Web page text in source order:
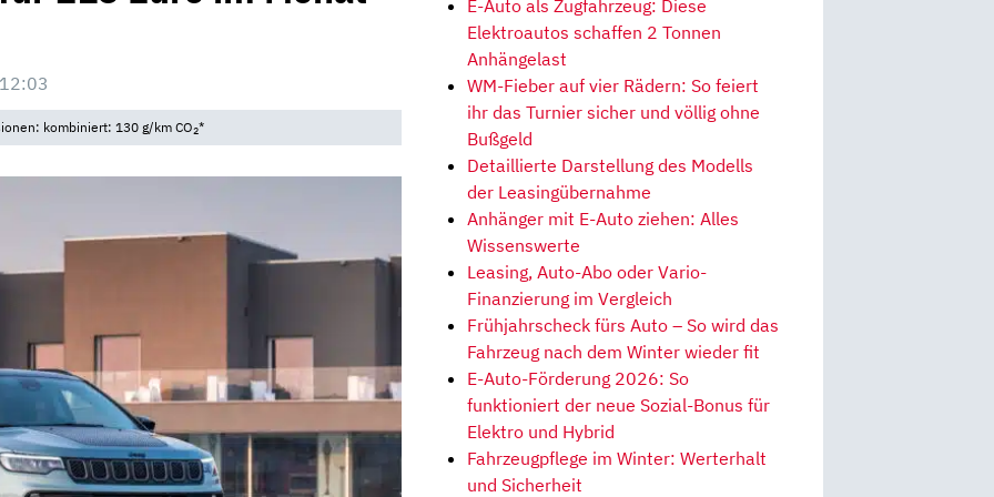
kombiniert: 130 g/km CO2*
E-Auto als Zugfahrzeug: Diese
Elektroautos schaffen 2 Tonnen
Anhängelast
WM-Fieber auf vier Rädern: So feiert
ihr das Turnier sicher und völlig ohne
Bußgeld
Detaillierte Darstellung des Modells
der Leasingübernahme
Anhänger mit E-Auto ziehen: Alles
Wissenswerte
Leasing, Auto-Abo oder Vario-
Finanzierung im Vergleich
Frühjahrscheck fürs Auto – So wird das
Fahrzeug nach dem Winter wieder fit
E-Auto-Förderung 2026: So
funktioniert der neue Sozial-Bonus für
Elektro und Hybrid
Fahrzeugpflege im Winter: Werterhalt
und Sicherheit